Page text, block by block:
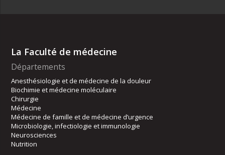
La Faculté de médecine
Départements
Anesthésiologie et de médecine de la douleur
Biochimie et médecine moléculaire
Chirurgie
Médecine
Médecine de famille et de médecine d’urgence
Microbiologie, infectiologie et immunologie
Neurosciences
Nutrition